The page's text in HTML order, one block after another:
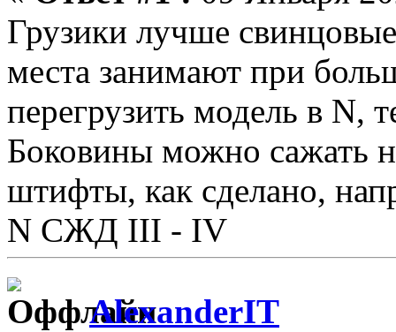
Грузики лучше
места занимают при
перегрузить модель в N,
Боковины можно сажать
штифты, как сделано,
N СЖД III - IV
AlexanderIT